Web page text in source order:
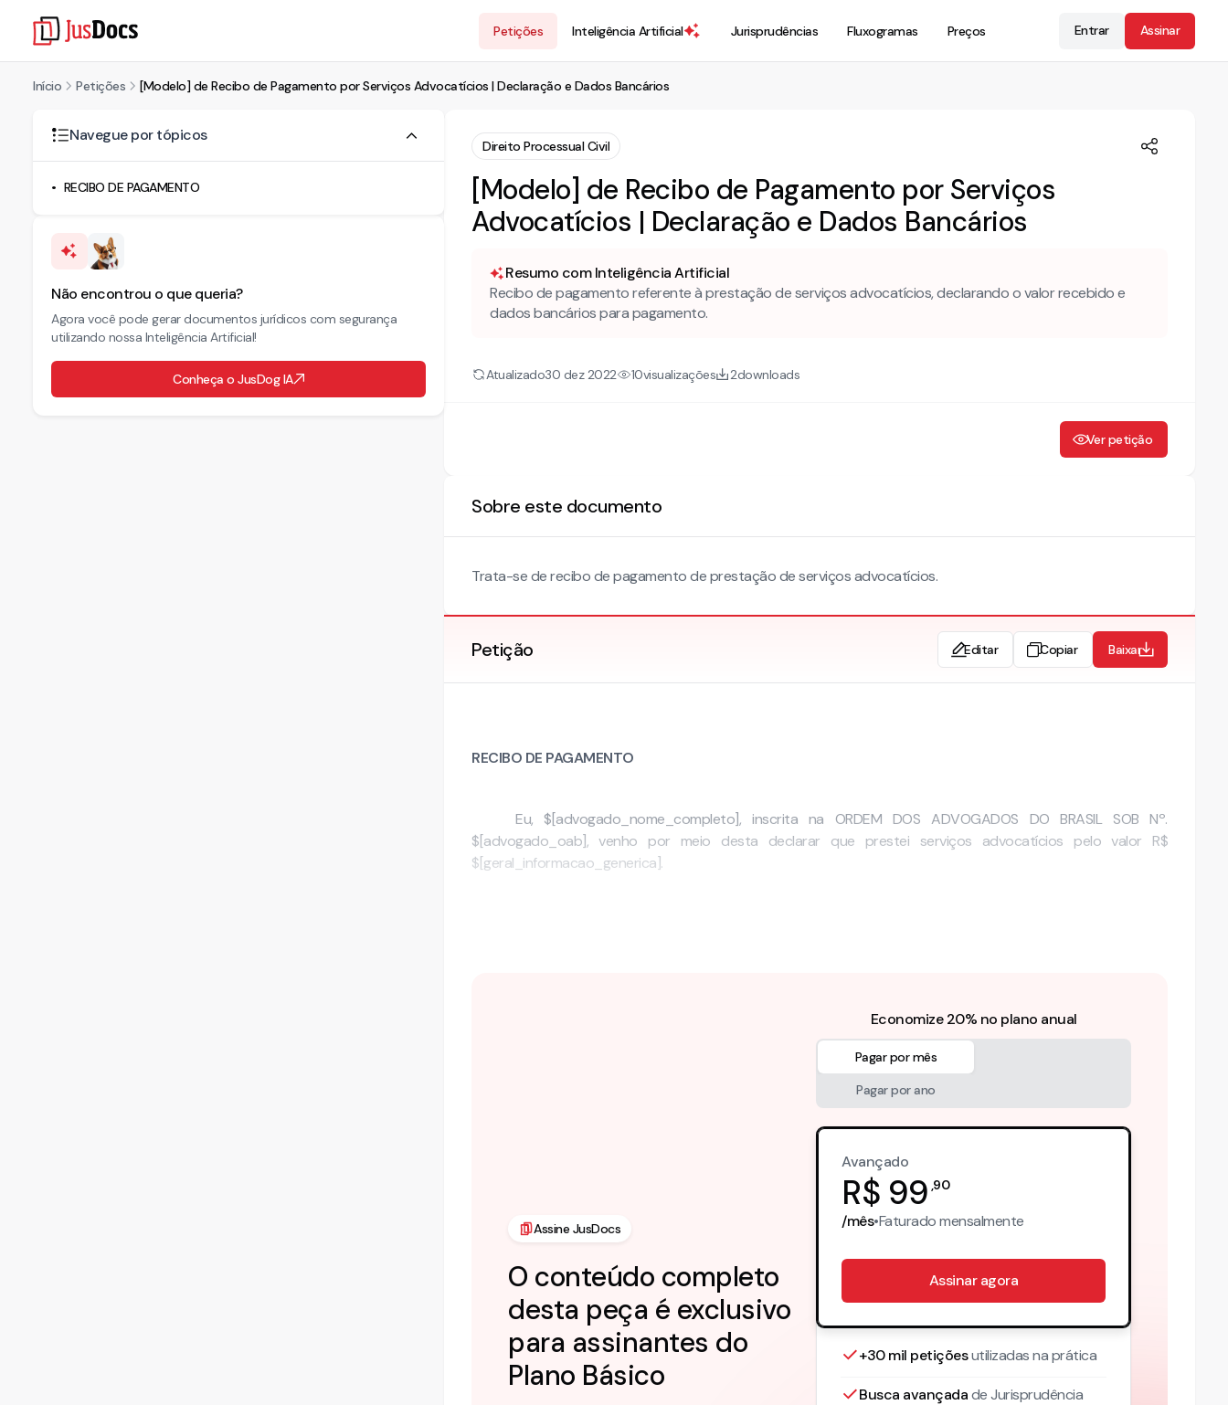
Petições Inteligência Artificial Jurisprudências Fluxogramas Preços Entrar Assinar
Início Petições [Modelo] de Recibo de Pagamento por Serviços Advocatícios | Declaração e Dados Bancários
Navegue por tópicos
RECIBO DE PAGAMENTO
Não encontrou o que queria?
Agora você pode gerar documentos jurídicos com segurança
utilizando nossa Inteligência Artificial!
Conheça o JusDog IA
Direito Processual Civil
[Modelo] de Recibo de Pagamento por Serviços
Advocatícios | Declaração e Dados Bancários
Resumo com Inteligência Artificial
Recibo de pagamento referente à prestação de serviços advocatícios, declarando o valor recebido e
dados bancários para pagamento.
Atualizado30 dez 2022 10visualizações 2downloads
Ver petição
Sobre este documento
Trata-se de recibo de pagamento de prestação de serviços advocatícios.
Petição Editar Copiar Baixar
RECIBO DE PAGAMENTO
Eu, $[advogado_nome_completo], inscrita na ORDEM DOS ADVOGADOS DO BRASIL SOB Nº.
$[advogado_oab], venho por meio desta declarar que prestei serviços advocatícios pelo valor R$
$[geral_informacao_generica].
Assine JusDocs
O conteúdo completo
desta peça é exclusivo
para assinantes do
Plano Básico
Economize 20% no plano anual
Pagar por mês
Pagar por ano
Avançado
R$ 99 ,90
/mês•Faturadomensalmente
Assinar agora
+30 mil petiçõesutilizadas na prática
Busca avançadade Jurisprudência